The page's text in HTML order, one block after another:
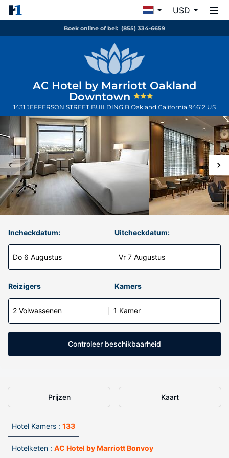
USD
Boek online of bel: (855) 334-6659
AC Hotel by Marriott Oakland
Downtown
1431 JEFFERSON STREET BUILDING B Oakland California 94612 US
Incheckdatum:
Do 6 Augustus
Uitcheckdatum:
Vr 7 Augustus
Reizigers Kamers
2 Volwassenen 1 Kamer
Controleer beschikbaarheid
Prijzen Kaart
Hotel Kamers : 133
Hotelketen : AC Hotel by Marriott Bonvoy